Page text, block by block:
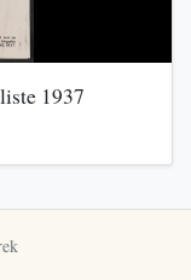
1937